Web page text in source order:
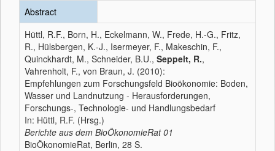
Abstract
Hüttl, R.F., Born, H., Eckelmann, W., Frede, H.-G., Fritz,
R., Hülsbergen, K.-J., Isermeyer, F., Makeschin, F.,
Quinckhardt, M., Schneider, B.U., Seppelt, R.,
Vahrenholt, F., von Braun, J. (2010):
Empfehlungen zum Forschungsfeld Bioökonomie: Boden,
Wasser und Landnutzung - Herausforderungen,
Forschungs-, Technologie- und Handlungsbedarf
In: Hüttl, R.F. (Hrsg.)
Berichte aus dem BioÖkonomieRat 01
BioÖkonomieRat, Berlin, 28 S.